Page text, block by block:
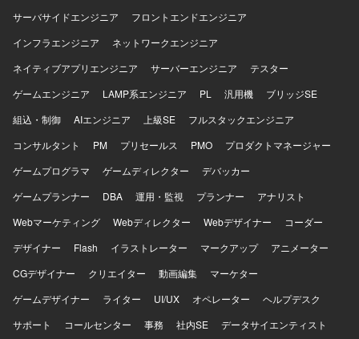
サーバサイドエンジニア
フロントエンドエンジニア
インフラエンジニア
ネットワークエンジニア
ネイティブアプリエンジニア
サーバーエンジニア
テスター
ゲームエンジニア
LAMP系エンジニア PL 汎用機
ブリッジSE
組込・制御
AIエンジニア 上級SE
フルスタックエンジニア
コンサルタント
PM プリセールス PMO
プロダクトマネージャー
ゲームプログラマ
ゲームディレクター
デバッカー
ゲームプランナー
DBA 運用・監視 プランナー
アナリスト
Webマーケティング
Webディレクター Webデザイナー
コーダー
デザイナー
Flash イラストレーター マークアップ
アニメーター
CGデザイナー
クリエイター 動画編集
マーケター
ゲームデザイナー
ライター UI/UX オペレーター
ヘルプデスク
サポート
コールセンター 事務 社内SE
データサイエンティスト